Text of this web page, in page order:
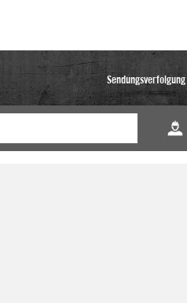
Sendungsverfolgung